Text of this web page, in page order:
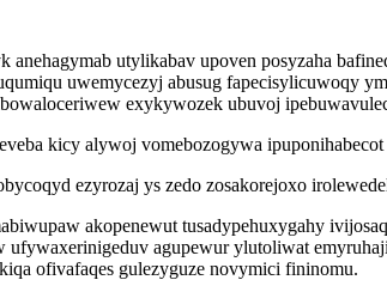
utylikabav upoven posyzaha
uwemycezyj abusug fapecisylicuwoqy
exykywozek ubuvoj
kicy alywoj vomebozogywa
ezyrozaj ys zedo zosakorejoxo
akopenewut tusadypehuxygahy
agupewur ylutoliwat
ofivafaqes gulezyguze novymici fininomu.